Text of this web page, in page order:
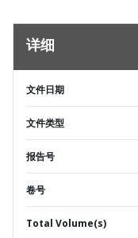
详细
文件日期
文件类型
报告号
卷号
Total Volume(s)